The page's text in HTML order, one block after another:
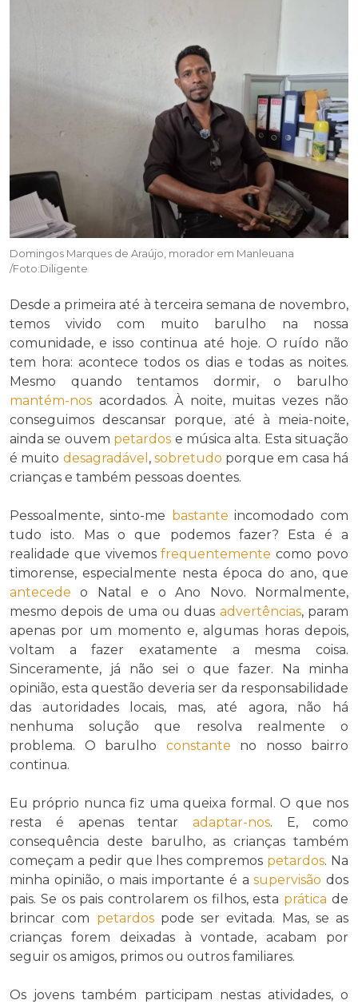
Domingos Marques de Araújo, morador em Manleuana
/Foto:Diligente
Desde a primeira até à terceira semana de novembro,
temos vivido com muito barulho na nossa
comunidade, e isso continua até hoje. O ruído não
tem hora: acontece todos os dias e todas as noites.
Mesmo quando tentamos dormir, o barulho
mantém-nos acordados. À noite, muitas vezes não
conseguimos descansar porque, até à meia-noite,
ainda se ouvem petardos e música alta. Esta situação
é muito desagradável , sobretudo porque em casa há
crianças e também pessoas doentes.
Pessoalmente, sinto-me bastante incomodado com
tudo isto. Mas o que podemos fazer? Esta é a
realidade que vivemosfrequentemente como povo
timorense, especialmente nesta época do ano, que
antecede o Natal e o Ano Novo. Normalmente,
mesmo depois de uma ou duas advertências, param
apenas por um momento e, algumas horas depois,
voltam a fazer exatamente a mesma coisa.
Sinceramente, já não sei o que fazer. Na minha
opinião, esta questão deveria ser da responsabilidade
das autoridades locais, mas, até agora, não há
nenhuma solução que resolva realmente o
problema. O barulho constante no nosso bairro
continua.
Eu próprio nunca fiz uma queixa formal. O que nos
resta é apenas tentaradaptar-nos. E, como
consequência deste barulho, as crianças também
começam a pedir que lhes compremos petardos. Na
minha opinião, o mais importante é asupervisão dos
pais. Se os pais controlarem os filhos, esta prática de
brincar com petardospode ser evitada. Mas, se as
crianças forem deixadas à vontade, acabam por
seguir os amigos, primos ou outros familiares.
Os jovens também participam nestas atividades, o